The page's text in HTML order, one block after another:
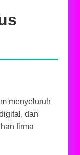
menyeluruh
dan
firma